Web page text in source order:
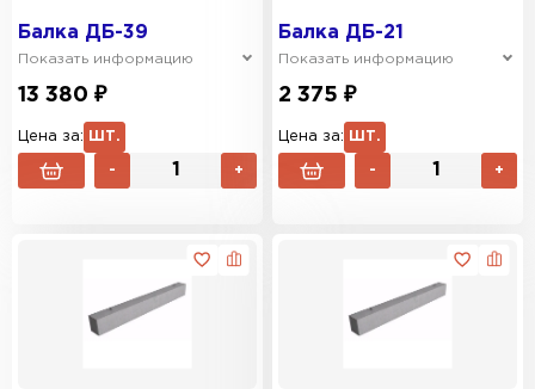
Балка ДБ-39
Показать информацию
13 380 ₽
Цена за: ШТ.
- +
Балка ДБ-21
Показать информацию
2 375 ₽
Цена за: ШТ.
- +